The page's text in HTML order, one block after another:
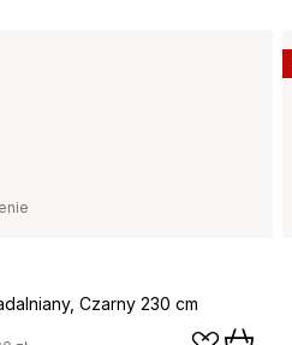
Czarny 230 cm